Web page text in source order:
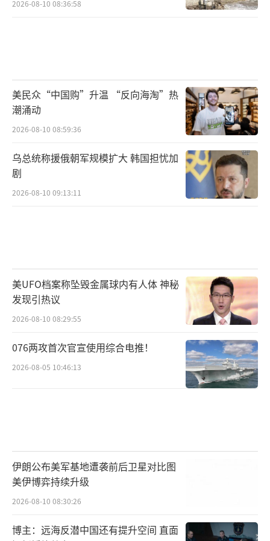
2026-08-10 08:36:58
美民众“中国购”升温 “反向海淘”热
潮涌动
2026-08-10 08:59:36
乌总统称援俄朝军规模扩大 韩国担忧加
剧
2026-08-10 09:13:11
美UFO档案称坠毁金属球内有人体 神秘
发现引热议
2026-08-10 08:29:55
076两攻首次官宣使用综合电推！
2026-08-05 10:46:13
伊朗公布美军基地遭袭前后卫星对比图
美伊博弈持续升级
2026-08-10 08:30:26
博主：远海反潜中国还有提升空间 直面